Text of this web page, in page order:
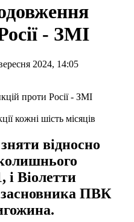
- ЗМІ
2024, 14:05
кожні шість місяців
відносно
Віолетти
засновника ПВК